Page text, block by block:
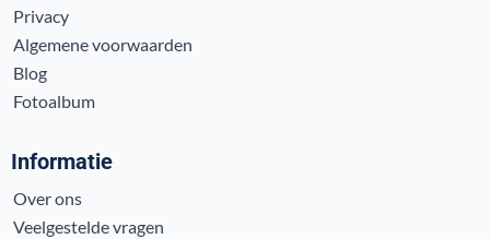
Privacy
Algemene voorwaarden
Blog
Fotoalbum
Informatie
Over ons
Veelgestelde vragen